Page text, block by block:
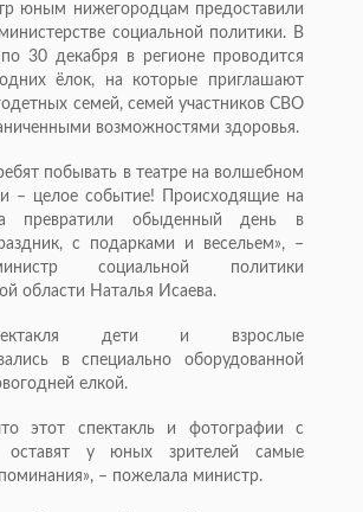
юным нижегородцам предоставили
социальной политики. В
30 декабря в регионе проводится
ёлок, на которые приглашают
семей, семей участников СВО
возможностями здоровья.
побывать в театре на волшебном
– целое событие! Происходящие на
превратили обыденный день в
с подарками и весельем», –
социальной политики
области Наталья Исаева.
дети и взрослые
в специально оборудованной
елкой.
этот спектакль и фотографии с
оставят у юных зрителей самые
– пожелала министр.